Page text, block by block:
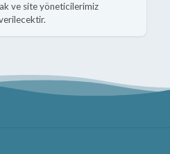
ve site yöneticilerimiz